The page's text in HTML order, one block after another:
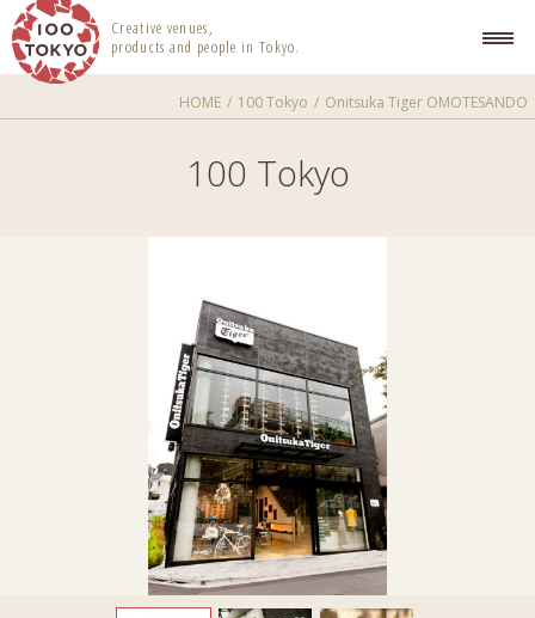
100 TOKYO
Creative venues,
products and people in Tokyo.
HOME 100 Tokyo Onitsuka Tiger OMOTESANDO
100 Tokyo